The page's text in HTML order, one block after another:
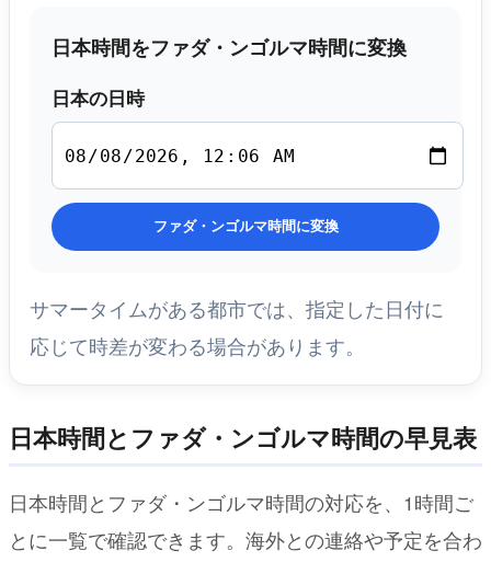
日本時間をファダ・ンゴルマ時間に変換
日本の日時
ファダ・ンゴルマ時間に変換
サマータイムがある都市では、指定した日付に
応じて時差が変わる場合があります。
日本時間とファダ・ンゴルマ時間の早見表
日本時間とファダ・ンゴルマ時間の対応を、1時間ご
とに一覧で確認できます。海外との連絡や予定を合わ